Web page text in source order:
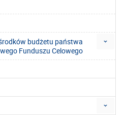
budżetu państwa
Funduszu Celowego